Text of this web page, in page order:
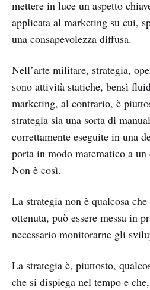
mettere in luce un aspetto
applicata al marketing su cui,
una consapevolezza diffusa.
Nell’arte militare, strategia,
sono attività statiche, bensì
marketing, al contrario, è
strategia sia una sorta di
correttamente eseguite in una
porta in modo matematico a
Non è così.
La strategia non è qualcosa
ottenuta, può essere messa in
necessario monitorarne gli
La strategia è, piuttosto,
che si dispiega nel tempo e